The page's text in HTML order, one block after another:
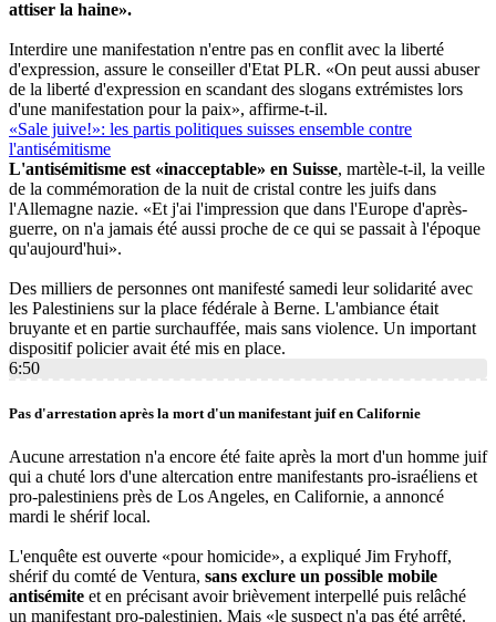
attiser la haine».
Interdire une manifestation n'entre pas en conflit avec la liberté
d'expression, assure le conseiller d'Etat PLR. «On peut aussi abuser
de la liberté d'expression en scandant des slogans extrémistes lors
d'une manifestation pour la paix», affirme-t-il.
«Sale juive!»: les partis politiques suisses ensemble contre
l'antisémitisme
L'antisémitisme est «inacceptable» en Suisse, martèle-t-il, la veille
de la commémoration de la nuit de cristal contre les juifs dans
l'Allemagne nazie. «Et j'ai l'impression que dans l'Europe d'après-
guerre, on n'a jamais été aussi proche de ce qui se passait à l'époque
qu'aujourd'hui».
Des milliers de personnes ont manifesté samedi leur solidarité avec
les Palestiniens sur la place fédérale à Berne. L'ambiance était
bruyante et en partie surchauffée, mais sans violence. Un important
dispositif policier avait été mis en place.
6:50
Pas d'arrestation après la mort d'un manifestant juif en Californie
Aucune arrestation n'a encore été faite après la mort d'un homme juif
qui a chuté lors d'une altercation entre manifestants pro-israéliens et
pro-palestiniens près de Los Angeles, en Californie, a annoncé
mardi le shérif local.
L'enquête est ouverte «pour homicide», a expliqué Jim Fryhoff,
shérif du comté de Ventura, sans exclure un possible mobile
antisémite et en précisant avoir brièvement interpellé puis relâché
un manifestant pro-palestinien. Mais «le suspect n'a pas été arrêté.